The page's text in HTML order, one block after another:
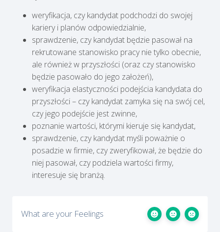
weryfikacja, czy kandydat podchodzi do swojej
kariery i planów odpowiedzialnie,
sprawdzenie, czy kandydat będzie pasował na
rekrutowane stanowisko pracy nie tylko obecnie,
ale również w przyszłości (oraz czy stanowisko
będzie pasowało do jego założeń),
weryfikacja elastyczności podejścia kandydata do
przyszłości – czy kandydat zamyka się na swój cel,
czy jego podejście jest zwinne,
poznanie wartości, którymi kieruje się kandydat,
sprawdzenie, czy kandydat myśli poważnie o
posadzie w firmie, czy zweryfikował, że będzie do
niej pasował, czy podziela wartości firmy,
interesuje się branżą.
What are your Feelings